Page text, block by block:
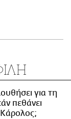
για τη
πεθάνει